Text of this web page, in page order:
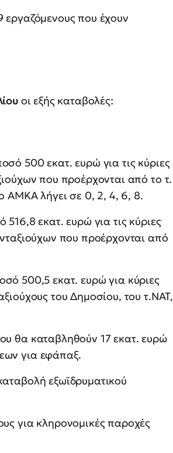
που έχουν
οι εξής καταβολές:
500 εκατ. ευρώ για τις κύριες
που προέρχονται από το τ.
ΑΜΚΑ λήγει σε 0, 2, 4, 6, 8.
εκατ. ευρώ για τις κύριες
που προέρχονται από
500,5 εκατ. ευρώ για κύριες
του Δημοσίου, του τ.ΝΑΤ,
θα καταβληθούν 17 εκατ. ευρώ
για εφάπαξ.
εξωϊδρυματικού
για κληρονομικές παροχές